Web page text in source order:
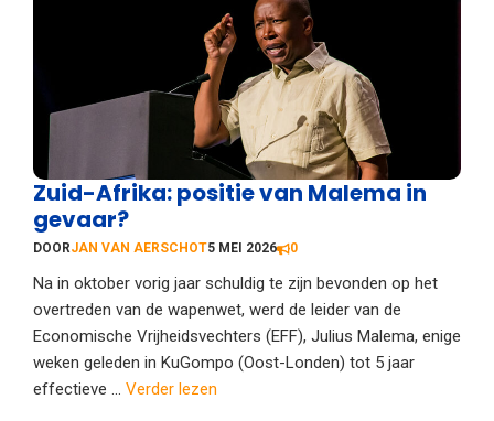
Zuid-Afrika: positie van Malema in
gevaar?
DOORJAN VAN AERSCHOT5 MEI 2026 0
Na in oktober vorig jaar schuldig te zijn bevonden op het
overtreden van de wapenwet, werd de leider van de
Economische Vrijheidsvechters (EFF), Julius Malema, enige
weken geleden in KuGompo (Oost-Londen) tot 5 jaar
effectieve ... Verder lezen